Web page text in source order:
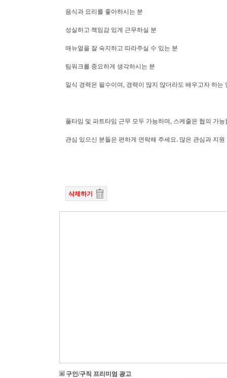
음식과 요리를 좋아하시는 분
성실하고 책임감 있게 근무하실 분
매뉴얼을 잘 숙지하고 따라주실 수 있는 분
팀워크를 중요하게 생각하시는 분
일식 경력은 필수이며, 경력이 많지 않더라도 배우고자 하
풀타임 및 파트타임 근무 모두 가능하며, 스케줄은 협의 가능
관심 있으신 분들은 편하게 연락해 주세요. 많은 관심과 지
삭제하기
구인/구직 프리미엄 광고